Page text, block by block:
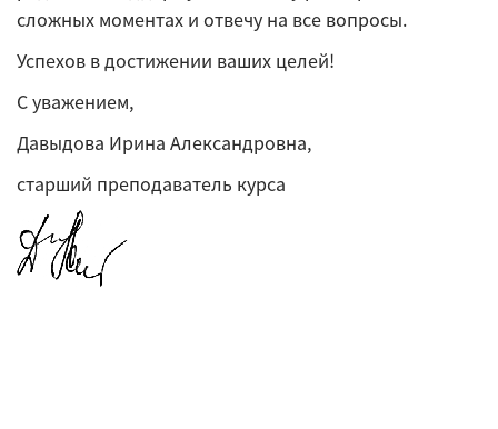
сложных моментах и отвечу на все вопросы.
Успехов в достижении ваших целей!
С уважением,
Давыдова Ирина Александровна,
старший преподаватель курса